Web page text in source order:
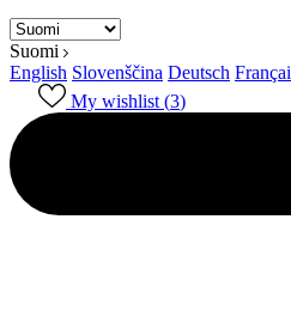
Suomi
English Slovenščina Deutsch
My wishlist (3)